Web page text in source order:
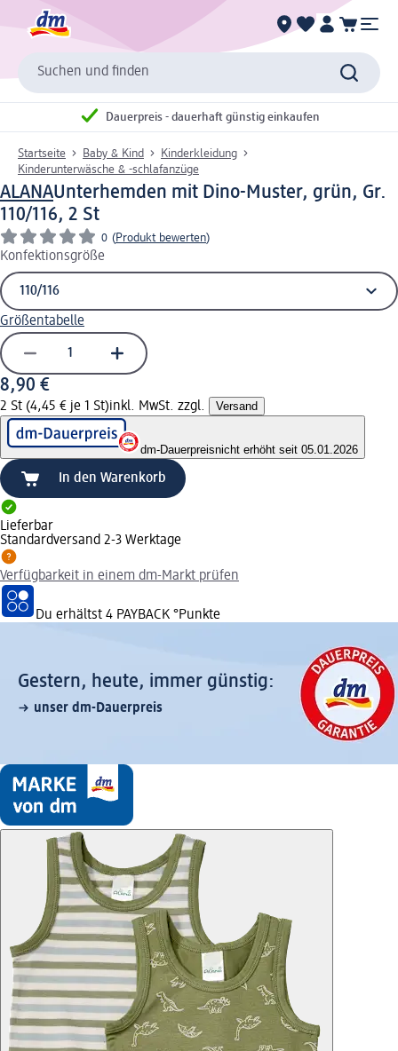
Suchen und finden
Dauerpreis - dauerhaft günstig einkaufen
Startseite Baby & Kind
Kinderkleidung
Kinderunterwäsche & -schlafanzüge
ALANAUnterhemden mit Dino-Muster, grün, Gr.
110/116, 2 St
0 (Produkt bewerten)
Konfektionsgröße
Größentabelle
8,90 €
2 St (4,45 € je 1 St)inkl. MwSt. zzgl. Versand
dm-Dauerpreisnicht erhöht seit 05.01.2026
In den Warenkorb
Lieferbar
Standardversand 2-3 Werktage
Verfügbarkeit in einem dm-Markt prüfen
Du erhältst 4 PAYBACK °Punkte
Gestern, heute, immer günstig:
unser dm-Dauerpreis